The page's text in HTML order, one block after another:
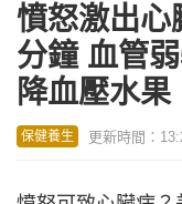
憤怒激出心
分鐘 血管
降血壓水果
保健養生 更新時間：